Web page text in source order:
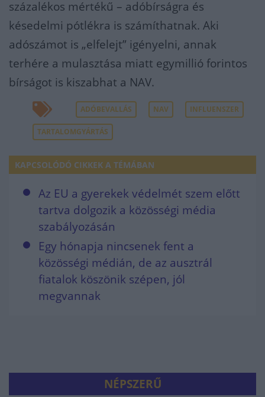
százalékos mértékű – adóbírságra és
késedelmi pótlékra is számíthatnak. Aki
adószámot is „elfelejt” igényelni, annak
terhére a mulasztása miatt egymillió forintos
bírságot is kiszabhat a NAV.
ADÓBEVALLÁS NAV INFLUENSZER
TARTALOMGYÁRTÁS
KAPCSOLÓDÓ CIKKEK A TÉMÁBAN
Az EU a gyerekek védelmét szem előtt
tartva dolgozik a közösségi média
szabályozásán
Egy hónapja nincsenek fent a
közösségi médián, de az ausztrál
fiatalok köszönik szépen, jól
megvannak
NÉPSZERŰ